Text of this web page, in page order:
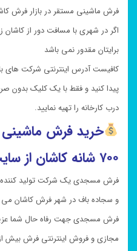
فرش ماشینی مستقر در بازار فرش
اگر در شهری با مسافت دور از
برایتان مقدور نمی باشد
کافیست آدرس اینترنتی شرکت های
پیدا کنید و فقط با یک کلیک بدون
درب کارخانه را تهیه نمایید.
خرید
۷۰۰ شانه کاشان از سایت فرش مسجدی:
فرش مسجدی یک شرکت تولید کننده
و سجاده باف در شهر فرش کاشان می
فرش مسجدی جهت رفاه حال شما
مجازی و فروش اینترنتی فرش بیش